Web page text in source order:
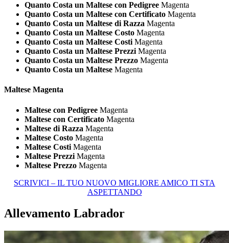
Quanto Costa un Maltese con Pedigree Magenta
Quanto Costa un Maltese con Certificato Magenta
Quanto Costa un Maltese di Razza Magenta
Quanto Costa un Maltese Costo Magenta
Quanto Costa un Maltese Costi Magenta
Quanto Costa un Maltese Prezzi Magenta
Quanto Costa un Maltese Prezzo Magenta
Quanto Costa un Maltese Magenta
Maltese Magenta
Maltese con Pedigree Magenta
Maltese con Certificato Magenta
Maltese di Razza Magenta
Maltese Costo Magenta
Maltese Costi Magenta
Maltese Prezzi Magenta
Maltese Prezzo Magenta
SCRIVICI – IL TUO NUOVO MIGLIORE AMICO TI STA
ASPETTANDO
Allevamento Labrador